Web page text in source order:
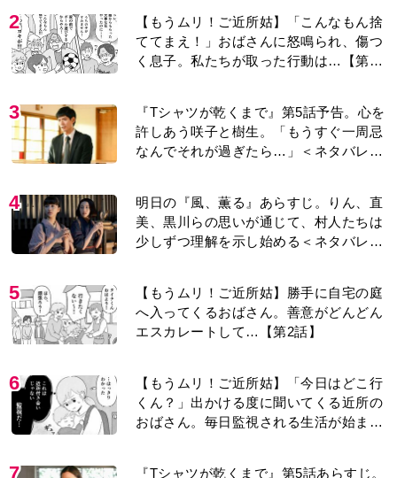
2
【もうムリ！ご近所姑】「こんなもん捨
ててまえ！」おばさんに怒鳴られ、傷つ
く息子。私たちが取った行動は…【第3
3
『Tシャツが乾くまで』第5話予告。心を
許しあう咲子と樹生。「もうすぐ一周忌
なんでそれが過ぎたら…」＜ネタバレあ
4
明日の『風、薫る』あらすじ。りん、直
美、黒川らの思いが通じて、村人たちは
少しずつ理解を示し始める＜ネタバレあ
5
【もうムリ！ご近所姑】勝手に自宅の庭
へ入ってくるおばさん。善意がどんどん
エスカレートして…【第2話】
6
【もうムリ！ご近所姑】「今日はどこ行
くん？」出かける度に聞いてくる近所の
おばさん。毎日監視される生活が始ま
7
『Tシャツが乾くまで』第5話あらすじ。